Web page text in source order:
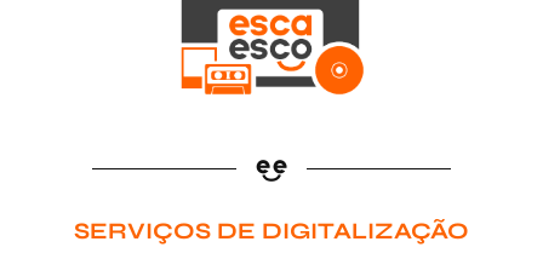
SERVIÇOS DE DIGITALIZAÇÃO